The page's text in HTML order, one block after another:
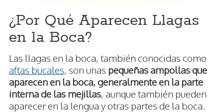
¿Por Qué Aparecen Llagas
en la Boca?
Las llagas en la boca, también conocidas como
aftas bucales, son unas pequeñas ampollas que
aparecen en la boca, generalmente en la parte
interna de las mejillas, aunque también pueden
aparecer en la lengua y otras partes de la boca.